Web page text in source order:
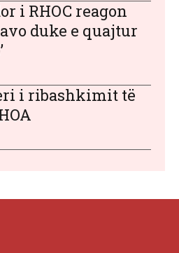
i RHOC reagon
duke e quajtur
i ribashkimit të